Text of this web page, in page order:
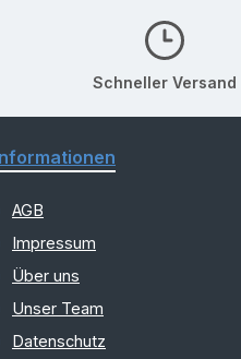
Schneller Versand
AGB
Impressum
Über uns
Unser Team
Datenschutz